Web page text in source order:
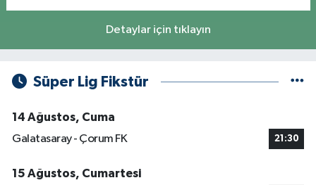
Detaylar için tıklayın
Süper Lig Fikstür
14 Ağustos, Cuma
Galatasaray - Çorum FK
21:30
15 Ağustos, Cumartesi